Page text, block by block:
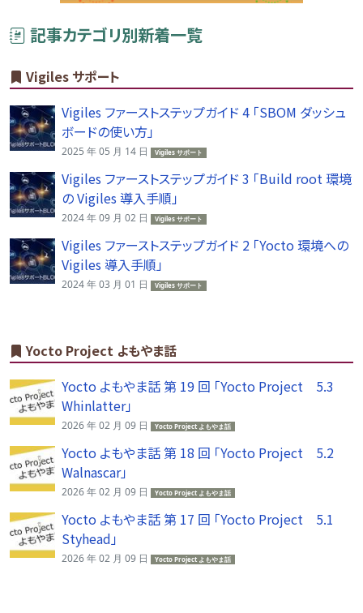
記事カテゴリ別新着一覧
Vigiles サポート
Vigiles ファーストステップガイド 4 「SBOM ダッシュ
ボードの使い方」
2025 年 05 月 14 日 Vigiles サポート
Vigiles ファーストステップガイド 3 「Build root 環境
の Vigiles 導入手順」
2024 年 09 月 02 日 Vigiles サポート
Vigiles ファーストステップガイド 2 「Yocto 環境への
Vigiles 導入手順」
2024 年 03 月 01 日 Vigiles サポート
Yocto Project よもやま話
Yocto よもやま話 第 19 回 「Yocto Project 5.3
Whinlatter」
2026 年 02 月 09 日 Yocto Project よもやま話
Yocto よもやま話 第 18 回 「Yocto Project 5.2
Walnascar」
2026 年 02 月 09 日 Yocto Project よもやま話
Yocto よもやま話 第 17 回 「Yocto Project 5.1
Styhead」
2026 年 02 月 09 日 Yocto Project よもやま話